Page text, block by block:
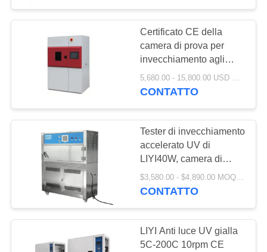
GIRO
FABBRICA
CONTROLLO
DI
QUALITÀ
CONTATTICI
RICHIEDA
UNA
CITAZIONE
camera di prova
ambientale
116
Camera di prova
dello shock termico
23
Certificato CE della
camera di prova per
invecchiamento agli
agenti atmosferici di
solidità alla luce solare
5,680.00 - 15,800.00 USD MOQ:1 INSIEME
CONTATTO
Tester di invecchiamento
accelerato UV di
LIYI40W, camera di
invecchiamento
accelerata ambientale di
$3,580.00 - $4,890.00 MOQ:1 insieme
CONTATTO
LIYI Anti luce UV gialla
5C-200C 10rpm CE